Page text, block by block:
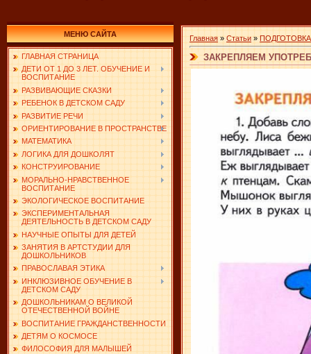
МЕНЮ САЙТА
ГЛАВНАЯ СТРАНИЦА
ДЕТИ ОТ 1 ДО 3 ЛЕТ. ОБУЧЕНИЕ И
ВОСПИТАНИЕ
РАЗВИВАЮЩИЕ СКАЗКИ
РЕБЕНОК В ДЕТСКОМ САДУ
РАЗВИТИЕ РЕЧИ
ОРИЕНТИРОВАНИЕ В ПРОСТРАНСТВЕ
МАТЕМАТИКА
ЛОГИКА ДЛЯ ДОШКОЛЯТ
КОНСТРУИРОВАНИЕ
МОРАЛЬНО-НРАВСТВЕННОЕ
ВОСПИТАНИЕ
ЭКОЛОГИЧЕСКОЕ ВОСПИТАНИЕ
ЭКСПЕРИМЕНТАЛЬНАЯ
ДЕЯТЕЛЬНОСТЬ В ДЕТСКОМ САДУ
НАУЧНЫЕ ОПЫТЫ ДЛЯ ДЕТЕЙ
ЗАНЯТИЯ В АРТСТУДИИ ДЛЯ
ДОШКОЛЬНИКОВ
ПРАВОСЛАВАЯ ЭТИКА
ИНКЛЮЗИВНОЕ ОБУЧЕНИЕ В
ДЕТСКОМ САДУ
ДОШКОЛЬНИКАМ О ВЕЛИКОЙ
ОТЕЧЕСТВЕННОЙ ВОЙНЕ
ВОСПИТАНИЕ ГРАЖДАНСТВЕННОСТИ
ДЕТЯМ О КОСМОСЕ
ФИЛОСОФИЯ ДЛЯ МАЛЫШЕЙ
Главная » Статьи »
ЗАКРЕПЛЯЕМ